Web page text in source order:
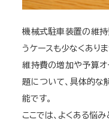
機械式駐車装置の維持
うケースも少なくありま
維持費の増加や予算オ
題について、具体的な
能です。
ここでは、よくある悩